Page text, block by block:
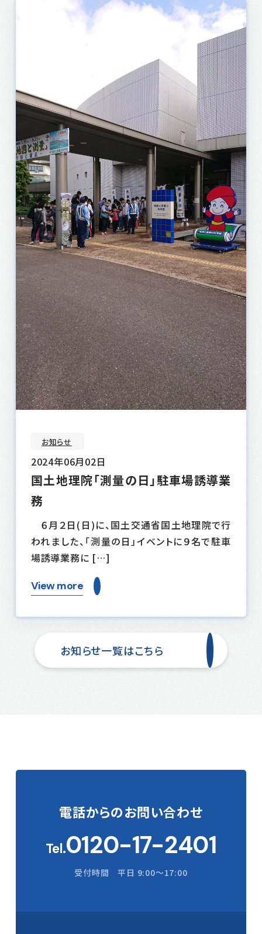
お知らせ
2024年06月02日
国土地理院「測量の日」駐車場誘導業
務
６月２日(日)に、国土交通省国土地理院で行
われました、「測量の日」イベントに９名で駐車
場誘導業務に […]
View more
お知らせ一覧はこちら
電話からのお問い合わせ
Tel.0120-17-2401
受付時間 平日 9:00〜17:00